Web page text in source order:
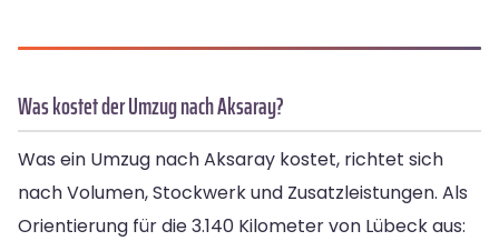
Was kostet der Umzug nach Aksaray?
Was ein Umzug nach Aksaray kostet, richtet sich
nach Volumen, Stockwerk und Zusatzleistungen. Als
Orientierung für die 3.140 Kilometer von Lübeck aus: